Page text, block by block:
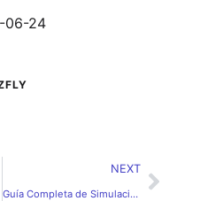
06-24
NEXT
Guía Completa de Simulación de UAV para Profesionales